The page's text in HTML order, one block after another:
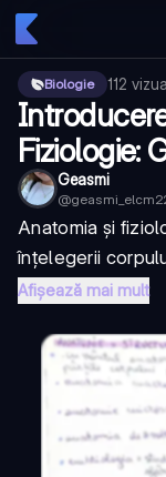
Biologie 112
Fiziologie:
Geasmi
@
Anatomia și
înțelegerii
Afișează mai mult